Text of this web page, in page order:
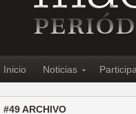
Inicio Noticias Participa
#49 ARCHIVO